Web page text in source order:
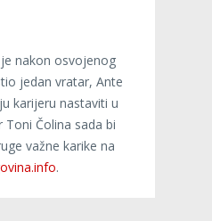
nakon osvojenog
jedan vratar, Ante
karijeru nastaviti u
Čolina sada bi
važne karike na
.